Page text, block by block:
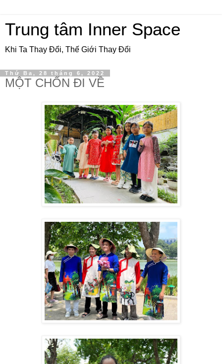
Trung tâm Inner Space
Khi Ta Thay Đổi, Thế Giới Thay Đổi
Thứ Ba, 28 tháng 6, 2022
MỘT CHỐN ĐI VỀ